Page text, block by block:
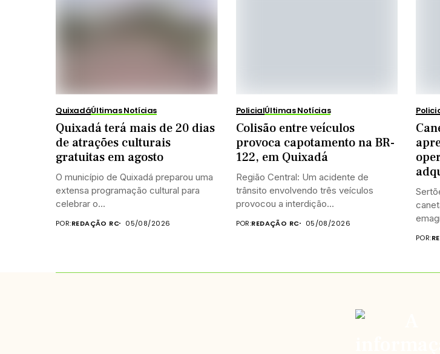
QuixadáÚltimas Notícias
Quixadá terá mais de 20 dias
de atrações culturais
gratuitas em agosto
O município de Quixadá preparou uma
extensa programação cultural para
celebrar o...
POR:REDAÇÃO RC 05/08/2026
PolicialÚltimas Notícias
Colisão entre veículos
provoca capotamento na BR-
122, em Quixadá
Região Central: Um acidente de
trânsito envolvendo três veículos
provocou a interdição...
POR:REDAÇÃO RC 05/08/2026
POR: